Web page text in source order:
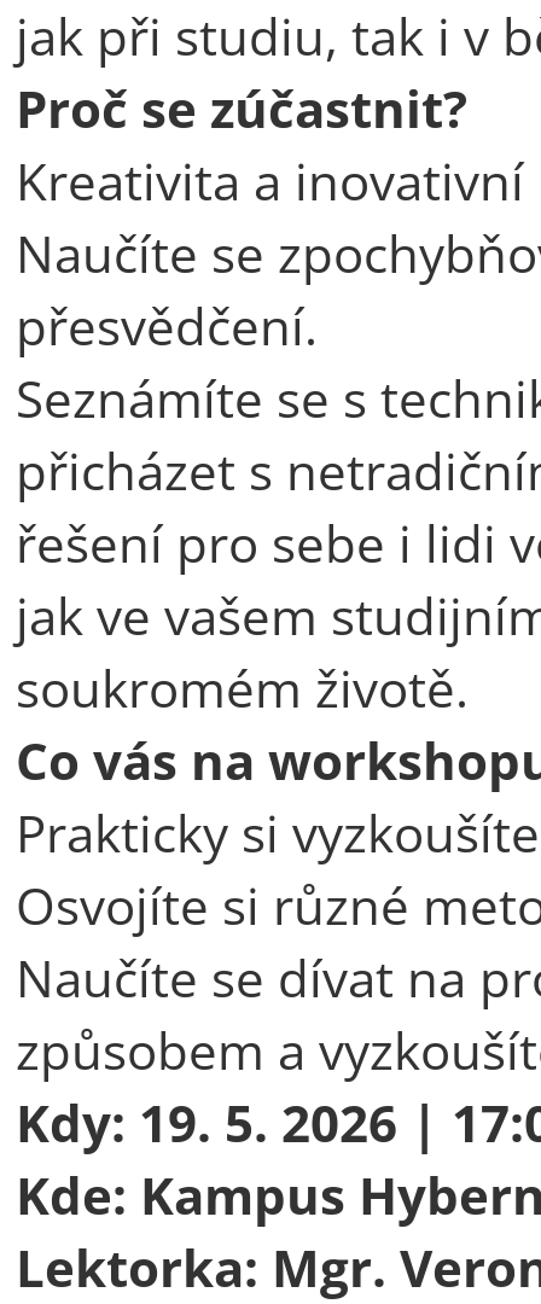
jak při studiu, tak i v
Proč se zúčastnit?
Kreativita a
Naučíte se
přesvědčení.
Seznámíte se s
přicházet s
řešení pro sebe i lidi
jak ve vašem
soukromém životě.
Co vás na
Prakticky si
Osvojíte si různé
Naučíte se dívat na
způsobem a
Kdy: 19. 5. 2026 |
Kde: Kampus
Lektorka: Mgr.